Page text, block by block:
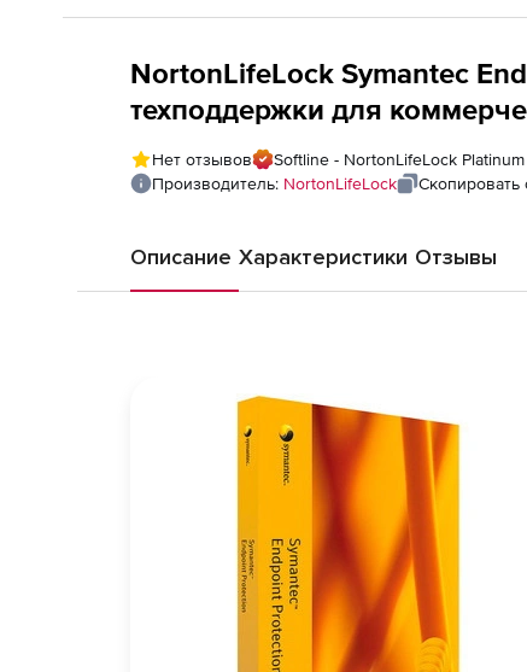
NortonLifeLock Symantec
техподдержки для
устройств
Нет отзывов
Softline - NortonLifeLock
Производитель: NortonLifeLock Скопировать
Описание Характеристики Отзывы